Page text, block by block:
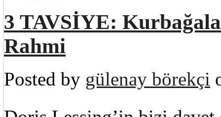
3 TAVSİYE:
Rahmi
Posted by gülenay börekçi